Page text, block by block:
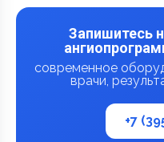
Запишитесь
современное
врачи,
+7